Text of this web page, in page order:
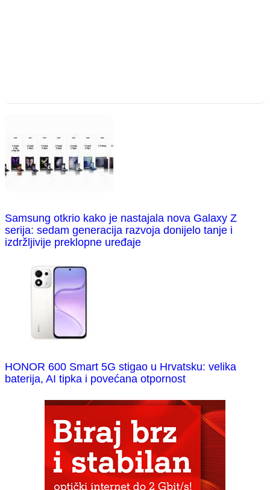
Samsung otkrio kako je nastajala nova Galaxy Z
serija: sedam generacija razvoja donijelo tanje i
izdržljivije preklopne uređaje
HONOR 600 Smart 5G stigao u Hrvatsku: velika
baterija, AI tipka i povećana otpornost